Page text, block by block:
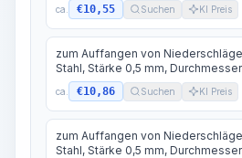
ca. €10,55 Suchen KI Preis
zum Auffangen von
Stahl, Stärke 0,5 mm,
ca. €10,86 Suchen KI Preis
zum Auffangen von
Stahl, Stärke 0,5 mm, Durchmesser